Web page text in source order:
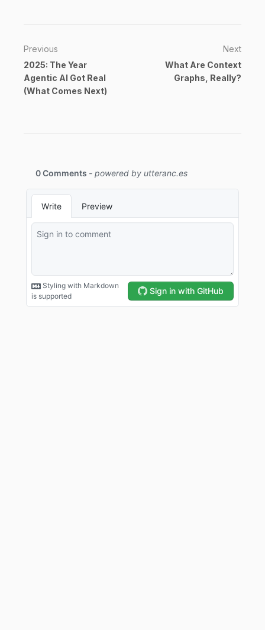
Previous
2025: The Year
Agentic AI Got Real
(What Comes Next)
Next
What Are Context
Graphs, Really?